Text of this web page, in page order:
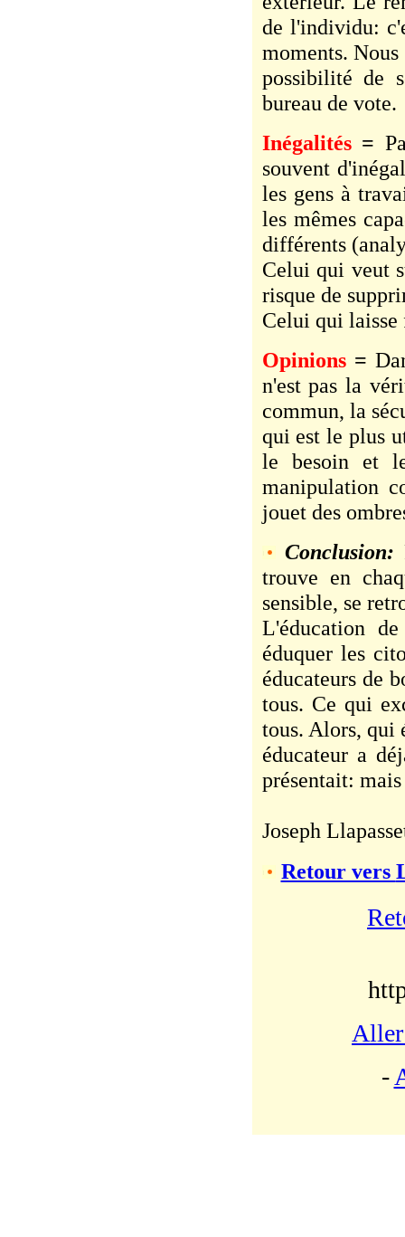
de l'individu:
moments.
possibilité de
bureau de vote.
Inégalités=
souvent
les gens à
les mêmes
différents
Celui qui veut
risque de
Celui qui laisse
Opinions =
n'est pas la
commun, la
qui est le plus
le besoin et
manipulation
jouet des
Conclusion:
trouve en
sensible, se
L'éducation
éduquer les
éducateurs de
tous. Ce qui
tous. Alors, qui
éducateur a
présentait:
Joseph
Retour vers
Aller
-